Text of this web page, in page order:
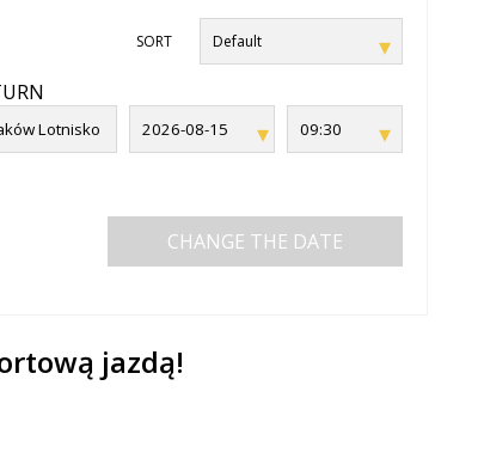
SORT
CHANGE THE DATE
jazdą!